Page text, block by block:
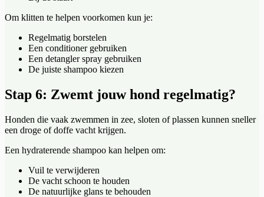
Om klitten te helpen voorkomen kun je:
Regelmatig borstelen
Een conditioner gebruiken
Een detangler spray gebruiken
De juiste shampoo kiezen
Stap 6: Zwemt jouw hond regelmatig?
Honden die vaak zwemmen in zee, sloten of plassen kunnen sneller
een droge of doffe vacht krijgen.
Een hydraterende shampoo kan helpen om:
Vuil te verwijderen
De vacht schoon te houden
De natuurlijke glans te behouden